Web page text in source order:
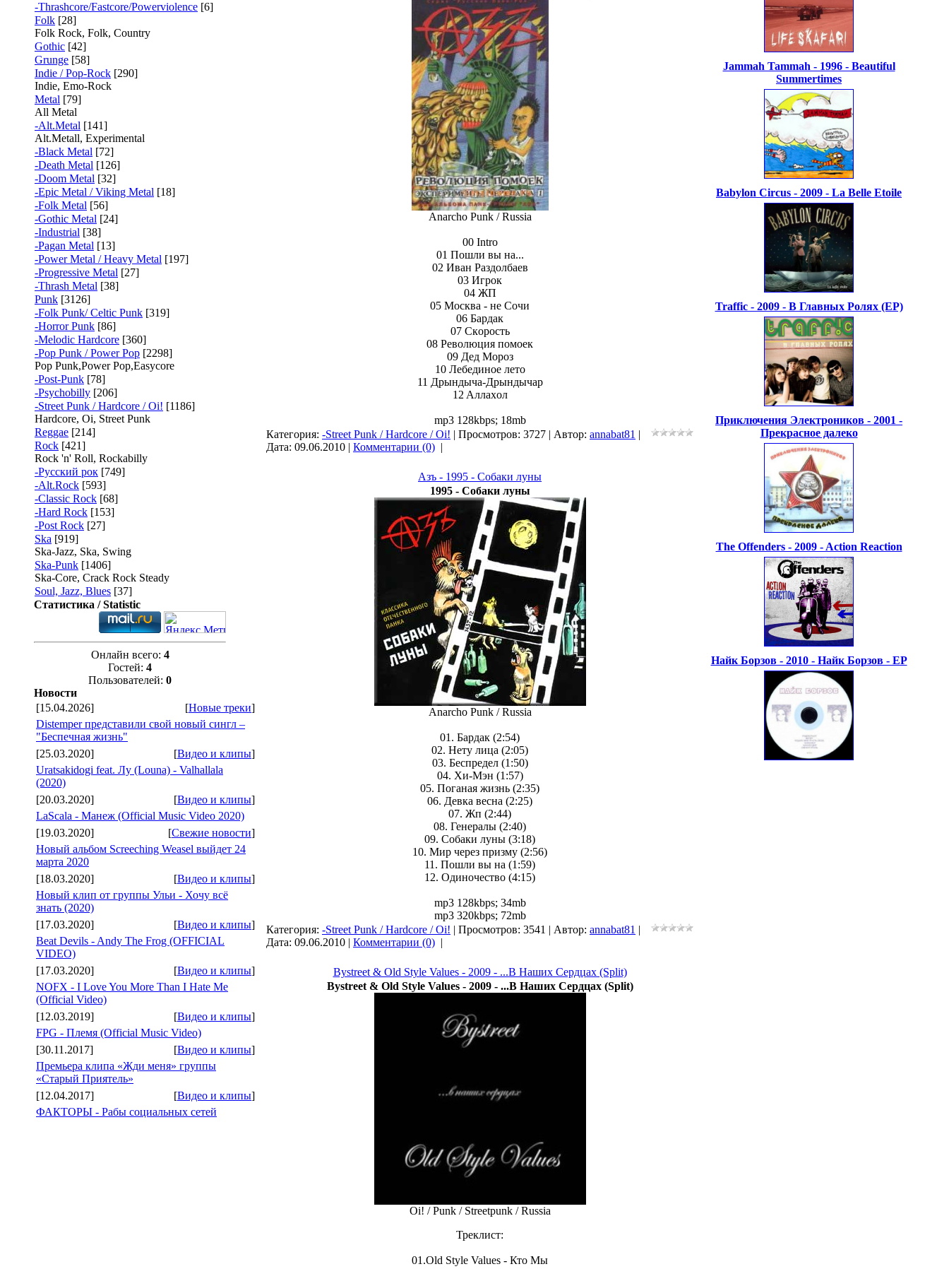
-Thrashcore/Fastcore/Powerviolence [6]
Folk [28]
Folk Rock, Folk, Country
Gothic [42]
Grunge [58]
Indie / Pop-Rock [290]
Indie, Emo-Rock
Metal [79]
All Metal
-Alt.Metal [141]
Alt.Metall, Experimental
-Black Metal [72]
-Death Metal [126]
-Doom Metal [32]
-Epic Metal / Viking Metal [18]
-Folk Metal [56]
-Gothic Metal [24]
-Industrial [38]
-Pagan Metal [13]
-Power Metal / Heavy Metal [197]
-Progressive Metal [27]
-Thrash Metal [38]
Punk [3126]
-Folk Punk/ Celtic Punk [319]
-Horror Punk [86]
-Melodic Hardcore [360]
-Pop Punk / Power Pop [2298]
Pop Punk,Power Pop,Easycore
-Post-Punk [78]
-Psychobilly [206]
-Street Punk / Hardcore / Oi! [1186]
Hardcore, Oi, Street Punk
Reggae [214]
Rock [421]
Rock 'n' Roll, Rockabilly
-Русский рок [749]
-Alt.Rock [593]
-Classic Rock [68]
-Hard Rock [153]
-Post Rock [27]
Ska [919]
Ska-Jazz, Ska, Swing
Ska-Punk [1406]
Ska-Core, Crack Rock Steady
Soul, Jazz, Blues [37]
Статистика / Statistic
Онлайн всего: 4
Гостей: 4
Пользователей: 0
Новости
[15.04.2026]
[Новые треки]
Distemper представили свой новый сингл –
"Беспечная жизнь"
[25.03.2020]
[Видео и клипы]
Uratsakidogi feat. Лу (Louna) - Valhallala
(2020)
[20.03.2020]
[Видео и клипы]
LaScala - Манеж (Official Music Video 2020)
[19.03.2020]
[Свежие новости]
Новый альбом Screeching Weasel выйдет 24
марта 2020
[18.03.2020]
[Видео и клипы]
Новый клип от группы Ульи - Хочу всё
знать (2020)
[17.03.2020]
[Видео и клипы]
Beat Devils - Andy The Frog (OFFICIAL
VIDEO)
[17.03.2020]
[Видео и клипы]
NOFX - I Love You More Than I Hate Me
(Official Video)
[12.03.2019]
[Видео и клипы]
FPG - Племя (Official Music Video)
[30.11.2017]
[Видео и клипы]
Премьера клипа «Жди меня» группы
«Старый Приятель»
[12.04.2017]
[Видео и клипы]
ФАКТОРЫ - Рабы социальных сетей
Anarcho Punk / Russia
00 Intro
01 Пoшли вы нa...
02 Ивaн Paздoлбaeв
03 Игpoк
04 ЖП
05 Mocквa - нe Coчи
06 Бapдaк
07 Cкopocть
08 Peвoлюция пoмoeк
09 Дeд Mopoз
10 Лeбeдинoe лeтo
11 Дpындычa-Дpындычap
12 Aллaxoл
mp3 128kbps; 18mb
Категория: -Street Punk / Hardcore / Oi! | Просмотров: 3727 | Автор: annabat81 |
Дата: 09.06.2010 | Комментарии (0) |
Азъ - 1995 - Собаки луны
1995 - Собаки луны
Anarcho Punk / Russia
01. Бардак (2:54)
02. Нету лица (2:05)
03. Беспредел (1:50)
04. Хи-Мэн (1:57)
05. Поганая жизнь (2:35)
06. Девка весна (2:25)
07. Жп (2:44)
08. Генералы (2:40)
09. Собаки луны (3:18)
10. Мир через призму (2:56)
11. Пошли вы на (1:59)
12. Одиночество (4:15)
mp3 128kbps; 34mb
mp3 320kbps; 72mb
Категория: -Street Punk / Hardcore / Oi! | Просмотров: 3541 | Автор: annabat81 |
Дата: 09.06.2010 | Комментарии (0) |
Bystreet & Old Style Values - 2009 - ...В Наших Сердцах (Split)
Bystreet & Old Style Values - 2009 - ...В Наших Сердцах (Split)
Oi! / Punk / Streetpunk / Russia
Треклист:
01.Old Style Values - Кто Мы
Jammah Tammah - 1996 - Beautiful
Summertimes
Babylon Circus - 2009 - La Belle Etoile
Traffic - 2009 - В Главных Ролях (ЕР)
Приключения Электроников - 2001 -
Прекрасное далеко
The Offenders - 2009 - Action Reaction
Найк Борзов - 2010 - Найк Борзов - EP